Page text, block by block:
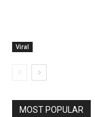
Viral
MOST POPULAR